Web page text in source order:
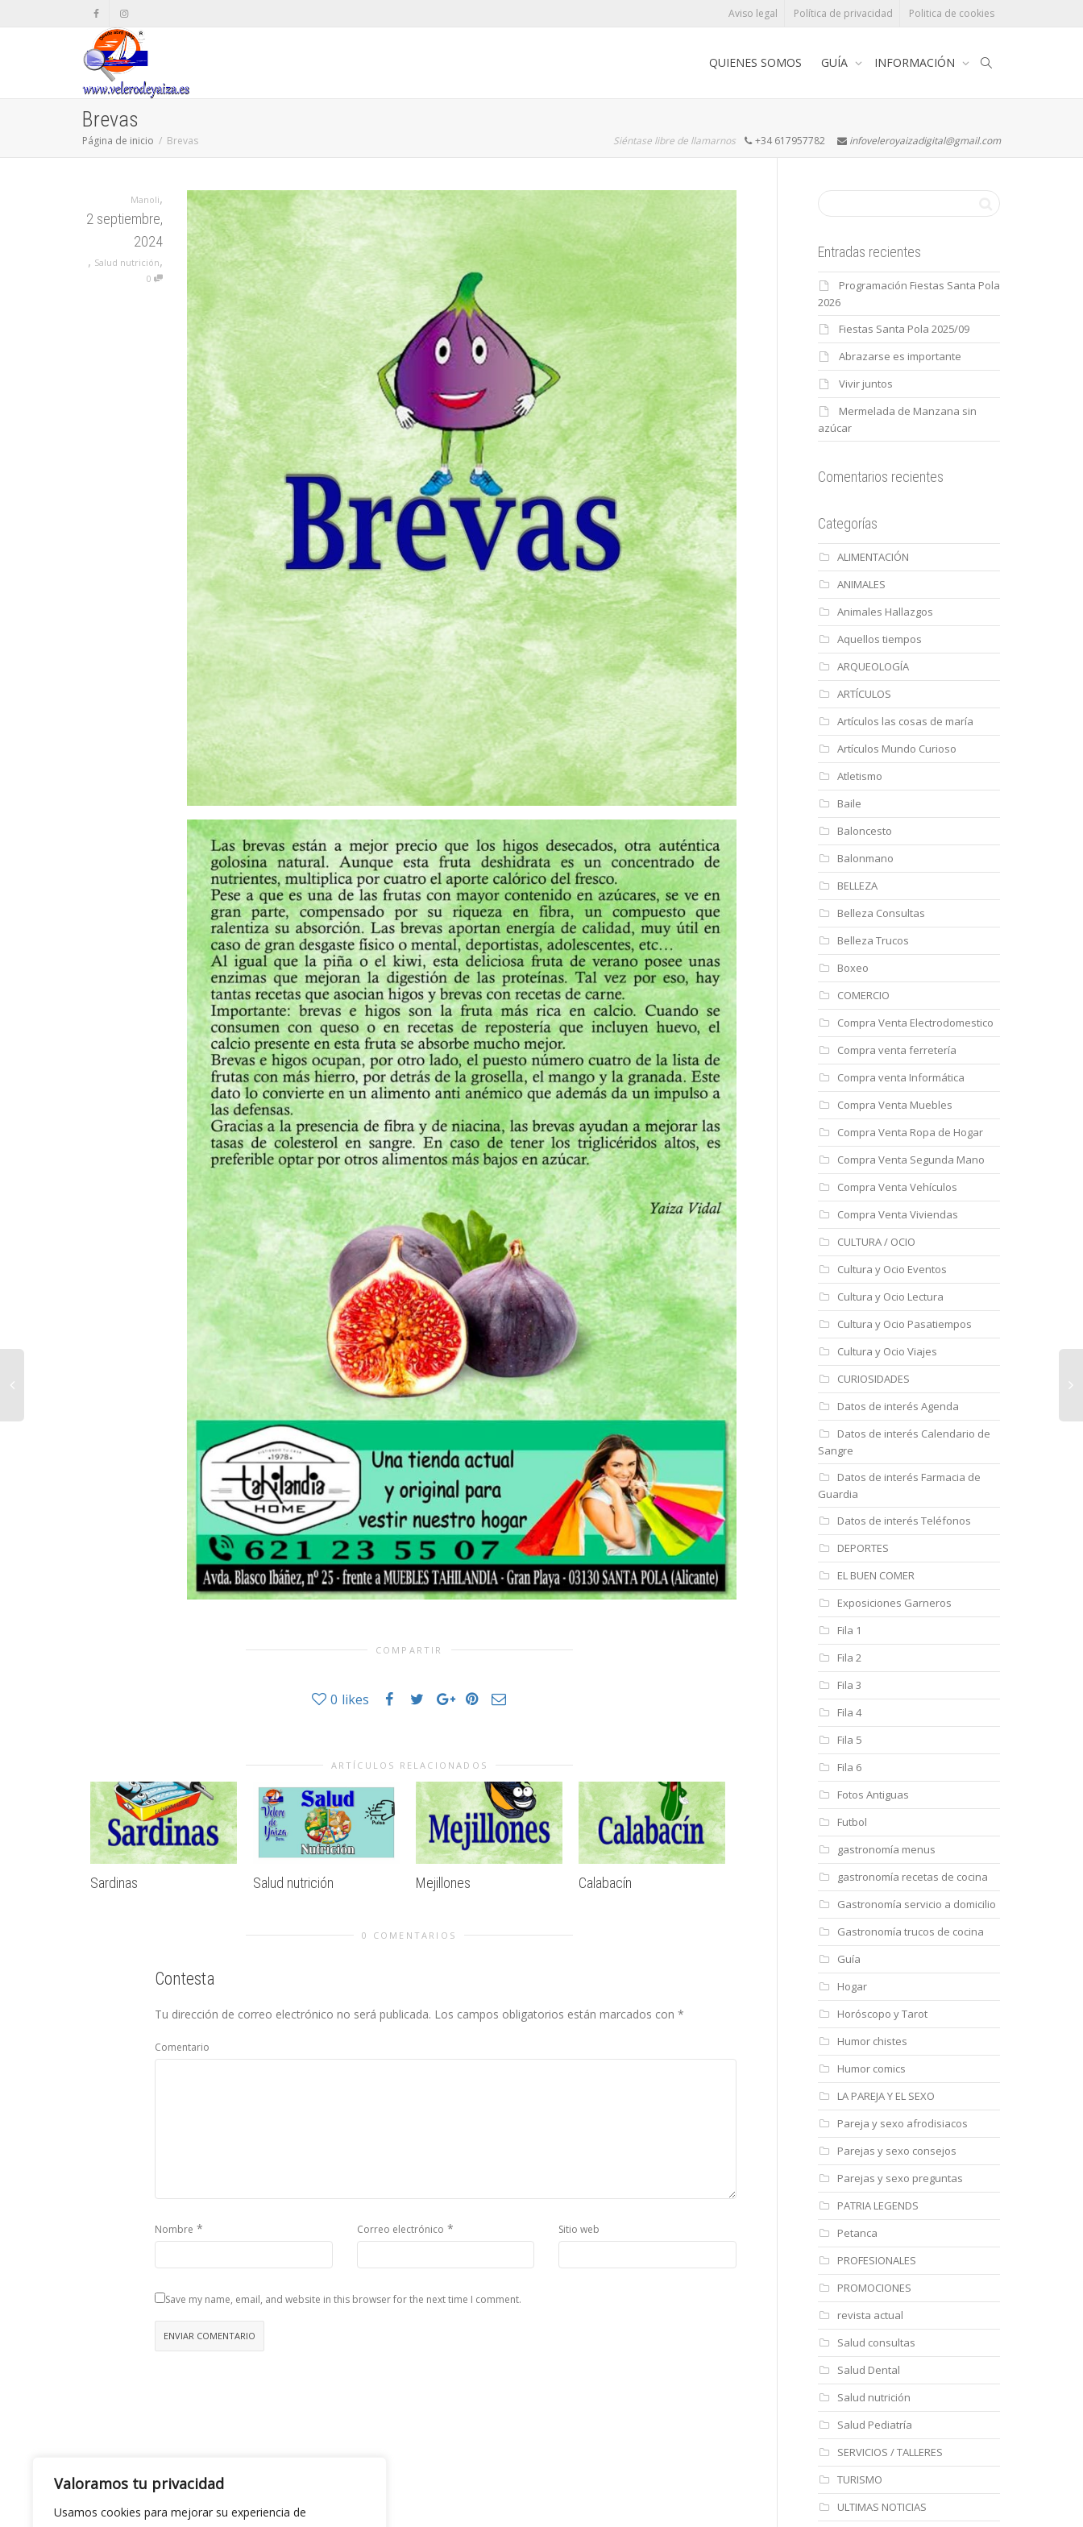
Valoramos tu privacidad
Usamos cookies para mejorar su experiencia de
Aviso legal Política de privacidad Politica de cookies
QUIENES SOMOS GUÍA INFORMACIÓN
Brevas
Página de inicio Brevas Siéntase libre de llamarnos +34 617957782 infoveleroyaizadigital@gmail.com
Manoli,
2 septiembre,
2024
, Salud nutrición,
0
COMPARTIR
0 likes
ARTÍCULOS RELACIONADOS
Sardinas Salud nutrición Mejillones Calabacín
0 COMENTARIOS
Contesta
Tu dirección de correo electrónico no será publicada. Los campos obligatorios están marcados con *
Comentario
Nombre * Correo electrónico * Sitio web
Save my name, email, and website in this browser for the next time I comment.
Entradas recientes
Programación Fiestas Santa Pola
2026
Fiestas Santa Pola 2025/09
Abrazarse es importante
Vivir juntos
Mermelada de Manzana sin
azúcar
Comentarios recientes
Categorías
ALIMENTACIÓN
ANIMALES
Animales Hallazgos
Aquellos tiempos
ARQUEOLOGÍA
ARTÍCULOS
Artículos las cosas de maría
Artículos Mundo Curioso
Atletismo
Baile
Baloncesto
Balonmano
BELLEZA
Belleza Consultas
Belleza Trucos
Boxeo
COMERCIO
Compra Venta Electrodomestico
Compra venta ferretería
Compra venta Informática
Compra Venta Muebles
Compra Venta Ropa de Hogar
Compra Venta Segunda Mano
Compra Venta Vehículos
Compra Venta Viviendas
CULTURA / OCIO
Cultura y Ocio Eventos
Cultura y Ocio Lectura
Cultura y Ocio Pasatiempos
Cultura y Ocio Viajes
CURIOSIDADES
Datos de interés Agenda
Datos de interés Calendario de
Sangre
Datos de interés Farmacia de
Guardia
Datos de interés Teléfonos
DEPORTES
EL BUEN COMER
Exposiciones Garneros
Fila 1
Fila 2
Fila 3
Fila 4
Fila 5
Fila 6
Fotos Antiguas
Futbol
gastronomía menus
gastronomía recetas de cocina
Gastronomía servicio a domicilio
Gastronomía trucos de cocina
Guía
Hogar
Horóscopo y Tarot
Humor chistes
Humor comics
LA PAREJA Y EL SEXO
Pareja y sexo afrodisiacos
Parejas y sexo consejos
Parejas y sexo preguntas
PATRIA LEGENDS
Petanca
PROFESIONALES
PROMOCIONES
revista actual
Salud consultas
Salud Dental
Salud nutrición
Salud Pediatría
SERVICIOS / TALLERES
TURISMO
ULTIMAS NOTICIAS